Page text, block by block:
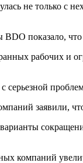
не только с
показало,
рабочих и
серьезной
заявили,
компаний